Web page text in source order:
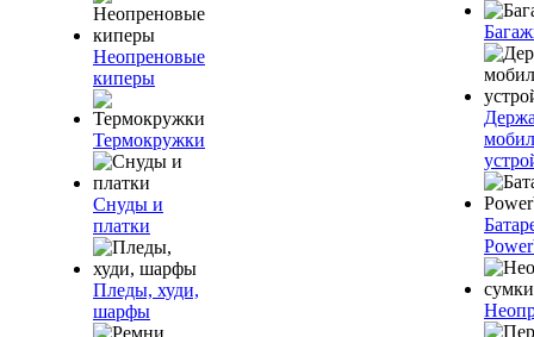
Неопреновые
киперы
Термокружки
Снуды и
платки
Пледы, худи,
шарфы